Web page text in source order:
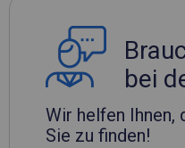
bei
Wir helfen
Sie zu finden!